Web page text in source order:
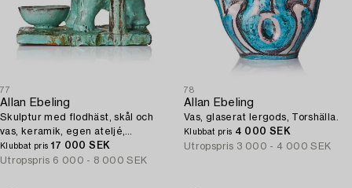
77
Allan Ebeling
Skulptur med flodhäst, skål och
vas, keramik, egen ateljé,
Torshälla 1930-tal.
Klubbat pris 17 000 SEK
Utropspris 6 000 - 8 000 SEK
78
Allan Ebeling
Vas, glaserat lergods, Torshälla.
Klubbat pris 4 000 SEK
Utropspris 3 000 - 4 000 SEK